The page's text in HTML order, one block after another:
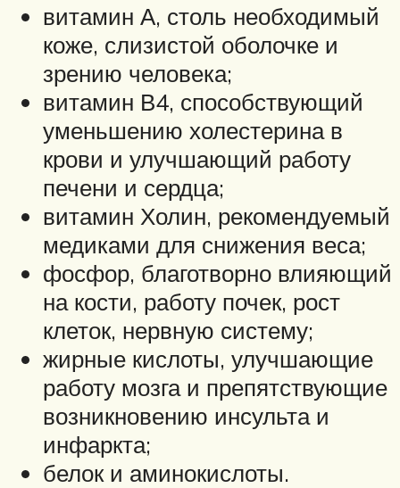
витамин А, столь необходимый
коже, слизистой оболочке и
зрению человека;
витамин В4, способствующий
уменьшению холестерина в
крови и улучшающий работу
печени и сердца;
витамин Холин, рекомендуемый
медиками для снижения веса;
фосфор, благотворно влияющий
на кости, работу почек, рост
клеток, нервную систему;
жирные кислоты, улучшающие
работу мозга и препятствующие
возникновению инсульта и
инфаркта;
белок и аминокислоты.